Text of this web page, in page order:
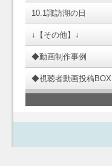
10.1諏訪湖の日
↓【その他】↓
◆動画制作事例
◆視聴者動画投稿BOX